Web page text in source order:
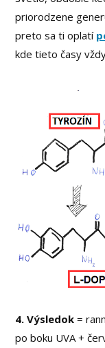
priorodzene
preto sa ti oplatí
kde tieto časy
4. Výsledok =
po boku UVA +